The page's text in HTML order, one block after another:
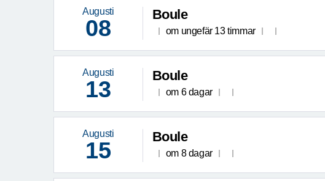
Augusti
08
Boule
om ungefär 13 timmar
Augusti
13
Boule
om 6 dagar
Augusti
15
Boule
om 8 dagar